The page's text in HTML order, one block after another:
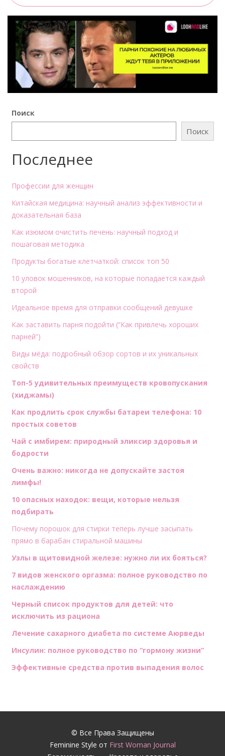
Поиск
Поиск
Последнее
Профессии для женщин
Китайская медицина: научный анализ эффективности и
доказательная база
Как изюмом очистить печень: научный подход и
пошаговая методика
Продукты богатые клетчаткой: список топ 50
10 уловок мошенников, на которые попадается каждый
второй
Идеальное время для отправки сообщений девушке
Как заставить парня подойти (“Как привлечь хороших
парней”)
Виды мёда: подробный обзор сортов и их уникальных
свойств
Топ-5 удивительных преимуществ кровопускания
(хиджамы)
Как продлить срок службы батареи телефона: 10
простых советов
Чай с имбирем: природный эликсир здоровья и
бодрости
Очень важно: никогда не допускайте застоя
лимфы!
10 опасных находок: вещи, которые нельзя
подбирать
Почему порошок для стирки теперь лучше засыпать
прямо в барабан стиральной машины
Узлы в щитовидной железе: нужно ли их бояться?
7 видов женского оргазма: полное руководство по
наслаждению
Черный список продуктов для детей: что
исключить из рациона
Лечение сахарного диабета по системе Аюрведы
Инсулин: полное руководство по “гормону жизни”
Эффективные средства против выпадения волос
© Все Права Защищены
Feminine Style от First Woman Journal